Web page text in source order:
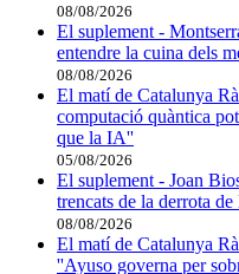
08/08/2026
El suplement -
entendre la cuina dels
08/08/2026
El matí de Catalunya
computació quàntica
que la IA''
05/08/2026
El suplement - Joan
trencats de la derrota
08/08/2026
El matí de Catalunya
''Ayuso governa per